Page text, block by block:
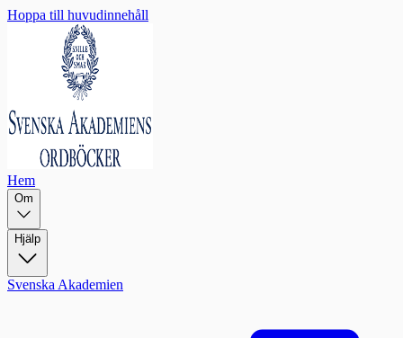
Hoppa till huvudinnehåll
Hem
Om
Hjälp
Svenska Akademien